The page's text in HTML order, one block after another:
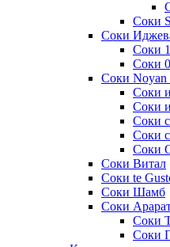
Соки
Соки
Соки
Соки
Соки Noyan
Соки
Соки
Соки
Соки
Соки
Соки Витал
Соки te
Соки Шамб
Соки
Соки
Соки